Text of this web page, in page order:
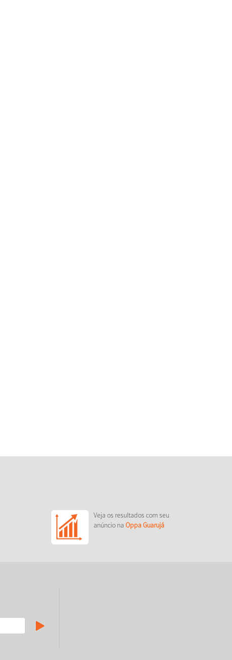
Veja os resultados com seu
anúncio na Oppa Guarujá